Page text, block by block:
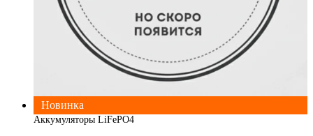
Новинка
Аккумуляторы LiFePO4